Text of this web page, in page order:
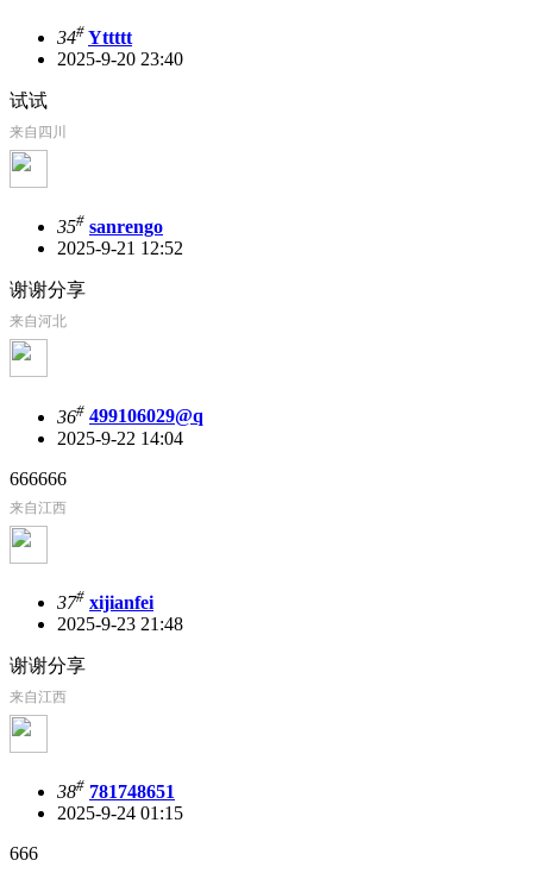
34# Yttttt
2025-9-20 23:40
试试
来自四川
35# sanrengo
2025-9-21 12:52
谢谢分享
来自河北
36# 499106029@q
2025-9-22 14:04
666666
来自江西
37# xijianfei
2025-9-23 21:48
谢谢分享
来自江西
38# 781748651
2025-9-24 01:15
666